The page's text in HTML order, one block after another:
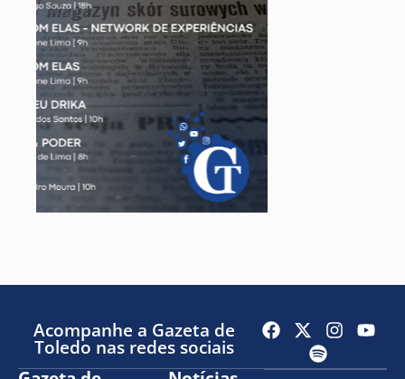
Acompanhe a Gazeta de
Toledo nas redes sociais